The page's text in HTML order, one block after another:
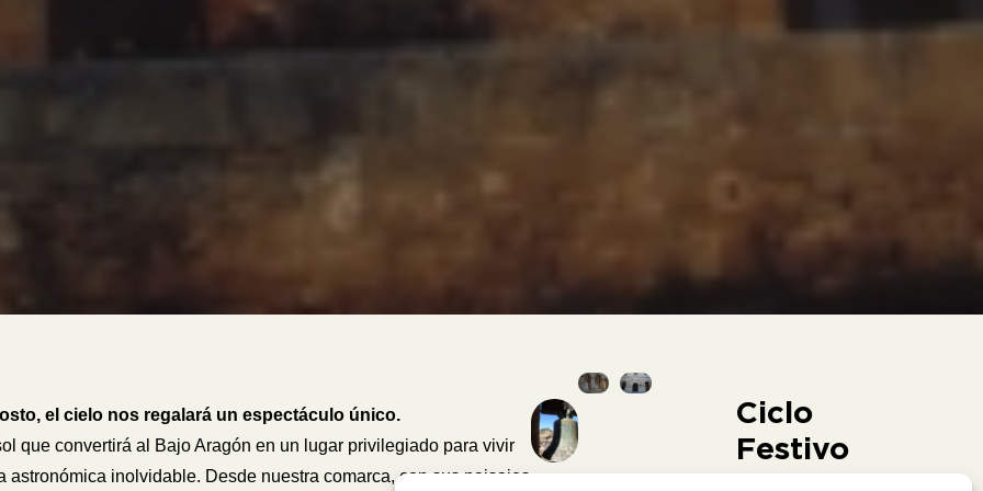
el cielo nos regalará un espectáculo único.
que convertirá al Bajo Aragón en un lugar privilegiado para vivir
astronómica inolvidable. Desde nuestra comarca, con sus paisajes
Ciclo
Festivo